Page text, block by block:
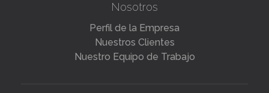
Nosotros
Perfil de la Empresa
Nuestros Clientes
Nuestro Equipo de Trabajo